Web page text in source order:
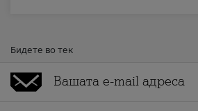
Бидете во тек